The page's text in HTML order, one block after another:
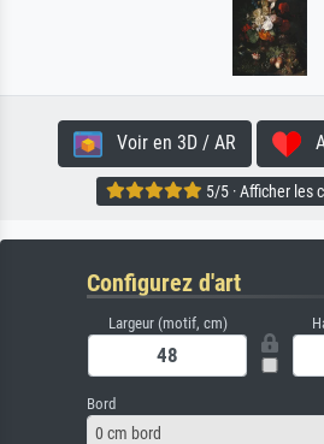
Voir en 3D / AR
5/5 · Afficher les
Configurez d'art
Largeur (motif, cm)
Bord
0 cm bord